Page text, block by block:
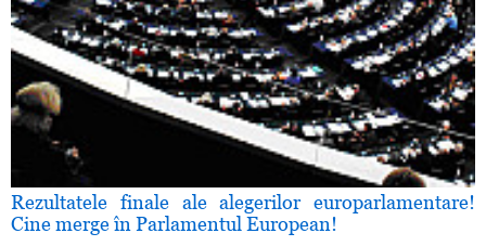
Rezultatele finale ale alegerilor europarlamentare!
Cine merge în Parlamentul European!